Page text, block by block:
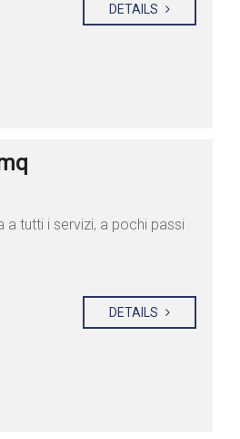
DETAILS
a tutti i servizi, a pochi passi
DETAILS